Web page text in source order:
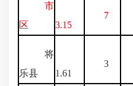
市
区
3.15
7
将
乐县
1.61
3